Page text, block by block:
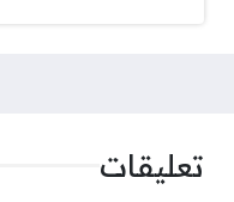
تعليقات